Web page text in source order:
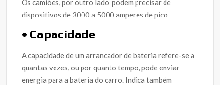
Os camiões, por outro lado, podem precisar de
dispositivos de 3000 a 5000 amperes de pico.
• Capacidade
A capacidade de um arrancador de bateria refere-se a
quantas vezes, ou por quanto tempo, pode enviar
energia para a bateria do carro. Indica também